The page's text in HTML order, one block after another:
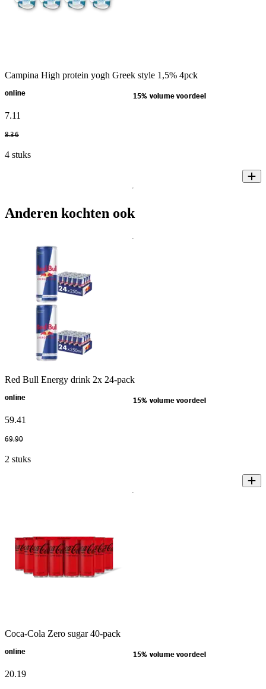
Campina High protein yogh Greek style 1,5% 4pck
online 15% volume voordeel
7.11
8.36
4 stuks
Anderen kochten ook
Red Bull Energy drink 2x 24-pack
online 15% volume voordeel
59.41
69.90
2 stuks
Coca-Cola Zero sugar 40-pack
online 15% volume voordeel
20.19